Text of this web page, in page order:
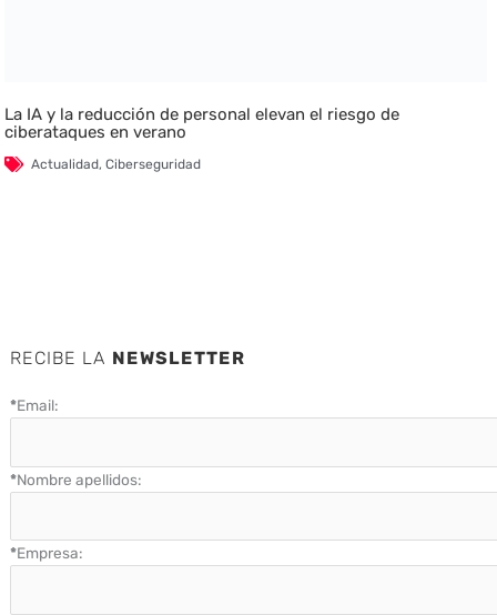
La IA y la reducción de personal elevan el riesgo de
ciberataques en verano
Actualidad,Ciberseguridad
RECIBE LA NEWSLETTER
*Email:
*Nombre apellidos:
*Empresa: